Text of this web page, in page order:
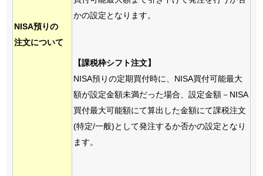
NISA預りの
注文について
かの設定となります。
【課税枠シフト注文】
NISA預りの定期買付時に、NISA買付可能最大
額が設定金額未満だった場合、設定金額－NISA
買付最大可能額にて算出した金額にて課税注文
(特定/一般)として発注するか否かの設定となり
ます。